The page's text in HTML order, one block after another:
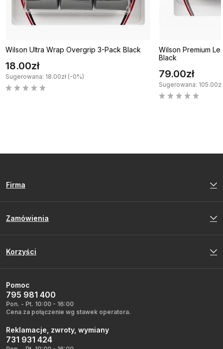
Wilson Ultra Wrap Overgrip 3-Pack Black
18.00zł
Sugerowana: 18.00zł (-0%)
Wilson Premium
Black
79.00zł
Sugerowana:
Firma
Zamówienia
Korzyści
Pomoc
795 981 400
Pon. - Pt. 10:00 - 16:00
Cena za połączenie wg stawek operatora.
Reklamacje, zwroty, wymiany
731 931 424